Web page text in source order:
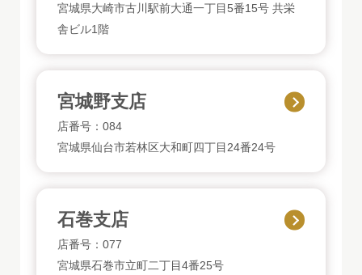
宮城県大崎市古川駅前大通一丁目5番15号 共栄
舎ビル1階
宮城野支店
店番号：084
宮城県仙台市若林区大和町四丁目24番24号
石巻支店
店番号：077
宮城県石巻市立町二丁目4番25号